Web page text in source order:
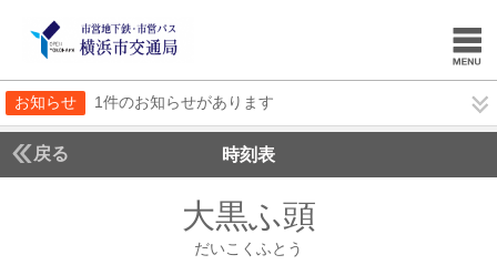
お知らせ 1件のお知らせがあります
戻る 時刻表
大黒ふ頭
だいこくふとう